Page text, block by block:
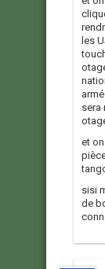
les
sera
et
sisi
de